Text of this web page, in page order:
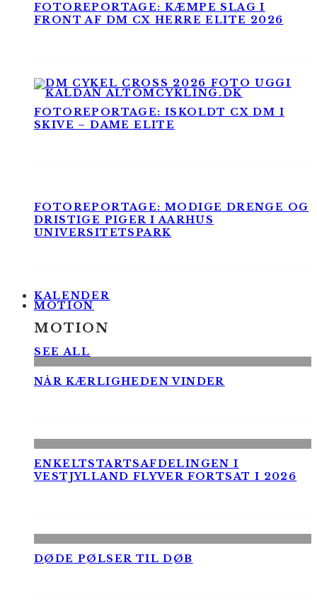
FOTOREPORTAGE: KÆMPE SLAG I
FRONT AF DM CX HERRE ELITE 2026
FOTOREPORTAGE: ISKOLDT CX DM I
SKIVE – DAME ELITE
FOTOREPORTAGE: MODIGE DRENGE OG
DRISTIGE PIGER I AARHUS
UNIVERSITETSPARK
KALENDER
MOTION
MOTION
SEE ALL
NÅR KÆRLIGHEDEN VINDER
ENKELTSTARTSAFDELINGEN I
VESTJYLLAND FLYVER FORTSAT I 2026
DØDE PØLSER TIL DØB